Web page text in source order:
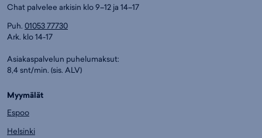
Chat palvelee arkisin klo 9–12 ja 14–17
Puh. 01053 77730
Ark. klo 14-17
Asiakaspalvelun puhelumaksut:
8,4 snt/min. (sis. ALV)
Myymälät
Espoo
Helsinki